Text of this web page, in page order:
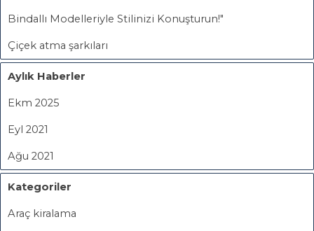
Bindallı Modelleriyle Stilinizi Konuşturun!"
Çiçek atma şarkıları
Aylık Haberler
Ekm 2025
Eyl 2021
Ağu 2021
Kategoriler
Araç kiralama